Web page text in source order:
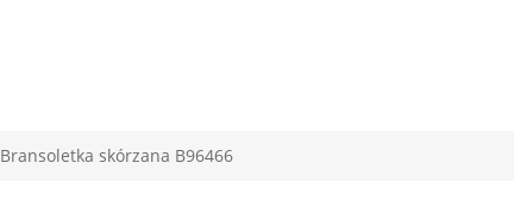
Bransoletka skórzana B96466